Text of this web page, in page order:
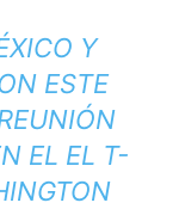
Y
ESTE
EL EL T-